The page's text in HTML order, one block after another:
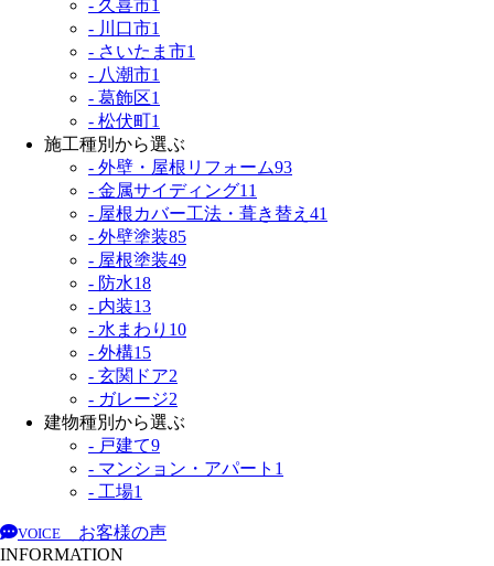
- 久喜市1
- 川口市1
- さいたま市1
- 八潮市1
- 葛飾区1
- 松伏町1
施工種別から選ぶ
- 外壁・屋根リフォーム93
- 金属サイディング11
- 屋根カバー工法・葺き替え 41
- 外壁塗装85
- 屋根塗装49
- 防水18
- 内装13
- 水まわり 10
- 外構15
- 玄関ドア2
- ガレージ2
建物種別から選ぶ
- 戸建て9
- マンション・アパート 1
- 工場1
VOICE
お客様の声
INFORMATION